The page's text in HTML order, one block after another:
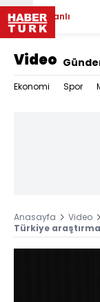
Canlı
Video
Ekonomi Spor
Anasayfa Video
Türkiye